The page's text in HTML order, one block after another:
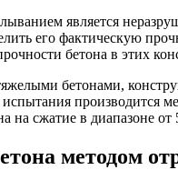
является
его фактическую
бетона в этих
бетонами,
производится
на сжатие в диапазоне
методом